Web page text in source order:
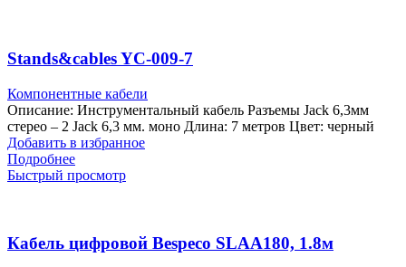
Stands&cables YC-009-7
Компонентные кабели
Описание: Инструментальный кабель Разъемы Jack 6,3мм
стерео – 2 Jack 6,3 мм. моно Длина: 7 метров Цвет: черный
Добавить в избранное
Подробнее
Быстрый просмотр
Кабель цифровой Bespeco SLAA180, 1.8м